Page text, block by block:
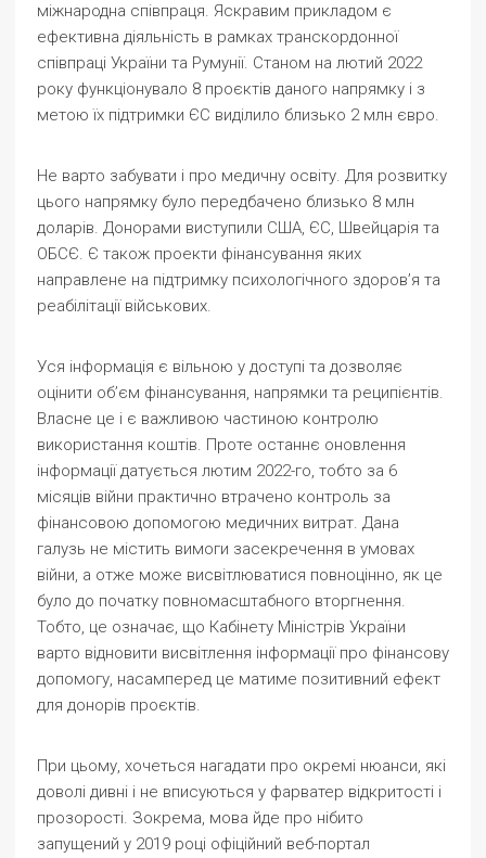
міжнародна співпраця. Яскравим прикладом є
ефективна діяльність в рамках транскордонної
співпраці України та Румунії. Станом на лютий 2022
року функціонувало 8 проєктів даного напрямку і з
метою їх підтримки ЄС виділило близько 2 млн євро.
Не варто забувати і про медичну освіту. Для розвитку
цього напрямку було передбачено близько 8 млн
доларів. Донорами виступили США, ЄС, Швейцарія та
ОБСЄ. Є також проекти фінансування яких
направлене на підтримку психологічного здоров’я та
реабілітації військових.
Уся інформація є вільною у доступі та дозволяє
оцінити об’єм фінансування, напрямки та реципієнтів.
Власне це і є важливою частиною контролю
використання коштів. Проте останнє оновлення
інформації датується лютим 2022-го, тобто за 6
місяців війни практично втрачено контроль за
фінансовою допомогою медичних витрат. Дана
галузь не містить вимоги засекречення в умовах
війни, а отже може висвітлюватися повноцінно, як це
було до початку повномасштабного вторгнення.
Тобто, це означає, що Кабінету Міністрів України
варто відновити висвітлення інформації про фінансову
допомогу, насамперед це матиме позитивний ефект
для донорів проєктів.
При цьому, хочеться нагадати про окремі нюанси, які
доволі дивні і не вписуються у фарватер відкритості і
прозорості. Зокрема, мова йде про нібито
запущений у 2019 році офіційний веб-портал